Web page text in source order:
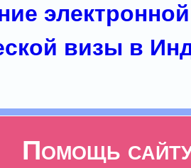
электронной
визы в
Помощь